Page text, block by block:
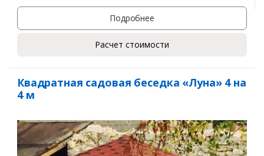
Подробнее
Расчет стоимости
Квадратная садовая беседка «Луна» 4 на
4 м